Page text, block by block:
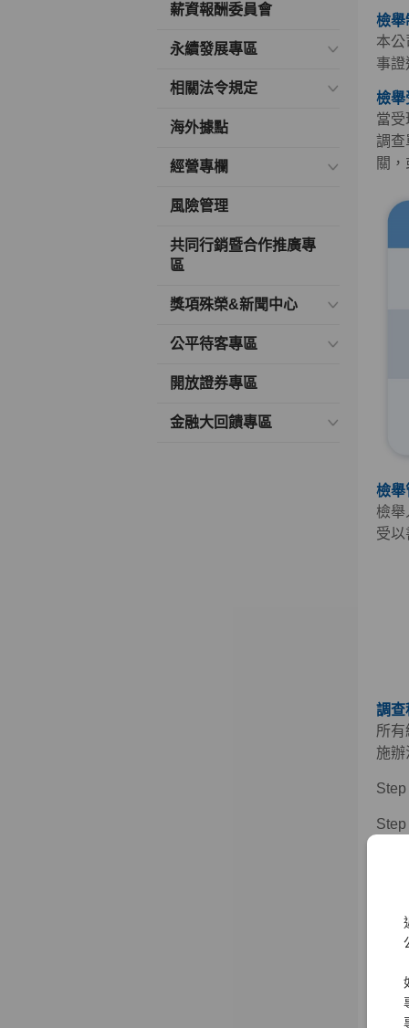
薪資報酬委員會
永續發展專區
相關法令規定
海外據點
經營專欄
風險管理
共同行銷暨合作推廣專
區
獎項殊榮&新聞中心
公平待客專區
開放證券專區
金融大回饋專區
檢舉
本
事
檢舉
當
調查
關
檢舉
檢
受
調查
所
施辦